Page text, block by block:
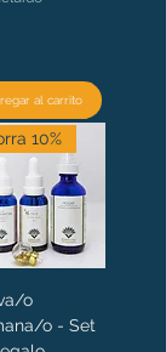
al carrito
10%
o
o - Set